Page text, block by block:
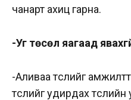
чанарт ахиц гарна.
-Уг төсөл яагаад
-Аливаа төслийг
төслийг удирдах